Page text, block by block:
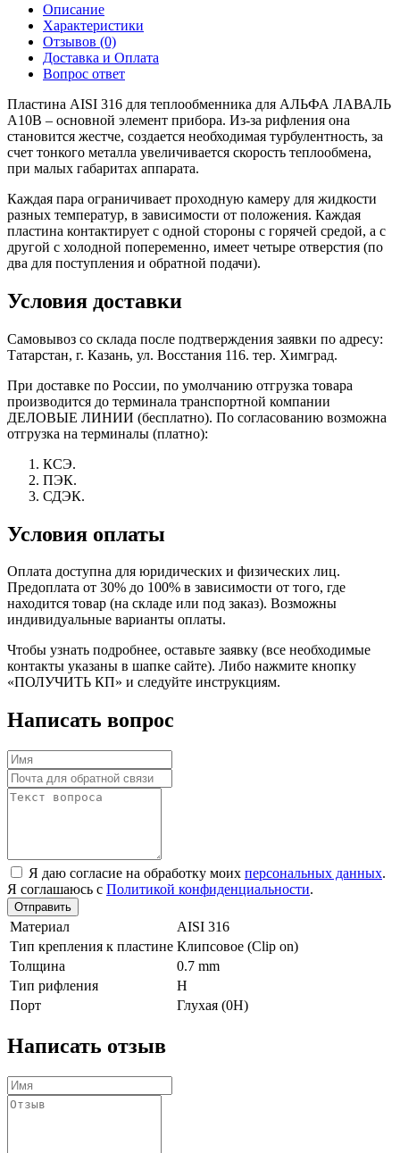
Описание
Характеристики
Отзывов (0)
Доставка и Оплата
Вопрос ответ
Пластина AISI 316 для теплообменника для АЛЬФА ЛАВАЛЬ
A10B – основной элемент прибора. Из-за рифления она
становится жестче, создается необходимая турбулентность, за
счет тонкого металла увеличивается скорость теплообмена,
при малых габаритах аппарата.
Каждая пара ограничивает проходную камеру для жидкости
разных температур, в зависимости от положения. Каждая
пластина контактирует с одной стороны с горячей средой, а с
другой с холодной попеременно, имеет четыре отверстия (по
два для поступления и обратной подачи).
Условия доставки
Самовывоз со склада после подтверждения заявки по адресу:
Татарстан, г. Казань, ул. Восстания 116. тер. Химград.
При доставке по России, по умолчанию отгрузка товара
производится до терминала транспортной компании
ДЕЛОВЫЕ ЛИНИИ (бесплатно). По согласованию возможна
отгрузка на терминалы (платно):
КСЭ.
ПЭК.
СДЭК.
Условия оплаты
Оплата доступна для юридических и физических лиц.
Предоплата от 30% до 100% в зависимости от того, где
находится товар (на складе или под заказ). Возможны
индивидуальные варианты оплаты.
Чтобы узнать подробнее, оставьте заявку (все необходимые
контакты указаны в шапке сайте). Либо нажмите кнопку
«ПОЛУЧИТЬ КП» и следуйте инструкциям.
Написать вопрос
Я даю согласие на обработку моих персональных данных.
Я соглашаюсь с Политикой конфиденциальности.
Отправить
Материал
AISI 316
Тип крепления к пластине Клипсовое (Clip on)
Толщина
0.7 mm
Тип рифления
H
Порт
Глухая (0Н)
Написать отзыв